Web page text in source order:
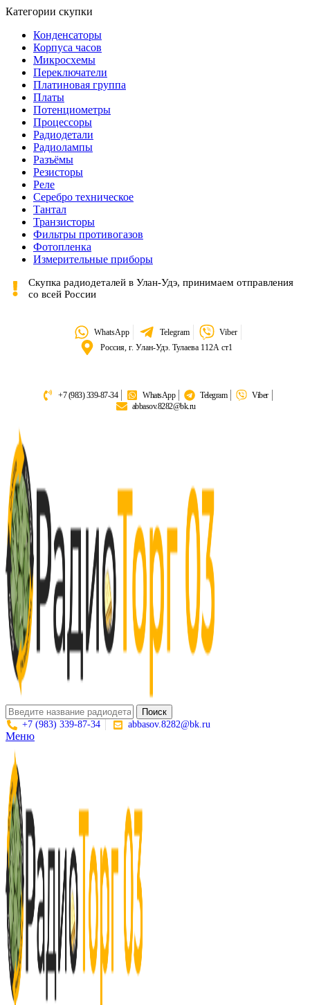
Категории скупки
Конденсаторы
Корпуса часов
Микросхемы
Переключатели
Платиновая группа
Платы
Потенциометры
Процессоры
Радиодетали
Радиолампы
Разъёмы
Резисторы
Реле
Серебро техническое
Тантал
Транзисторы
Фильтры противогазов
Фотопленка
Измерительные приборы
Скупка радиодеталей в Улан-Удэ, принимаем отправления
со всей России
WhatsApp Telegram
Viber
Россия, г. Улан-Удэ. Тулаева 112А ст1
+7 (983) 339-87-34 WhatsApp Telegram
Viber
abbasov.8282@bk.ru
Поиск
+7 (983) 339-87-34
abbasov.8282@bk.ru
Меню